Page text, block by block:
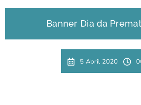
Banner Dia da
5 Abril 2020